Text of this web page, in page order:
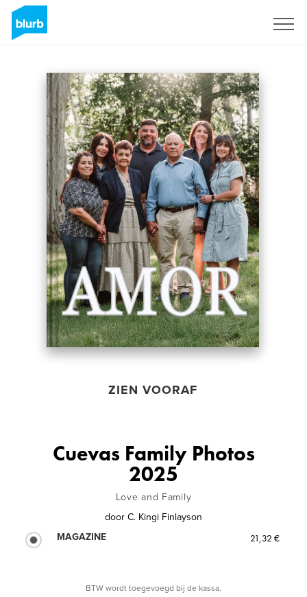
ZIEN VOORAF
Cuevas Family Photos
2025
Love and Family
door C. Kingi Finlayson
MAGAZINE
21,32 €
BTW wordt toegevoegd bij de kassa.